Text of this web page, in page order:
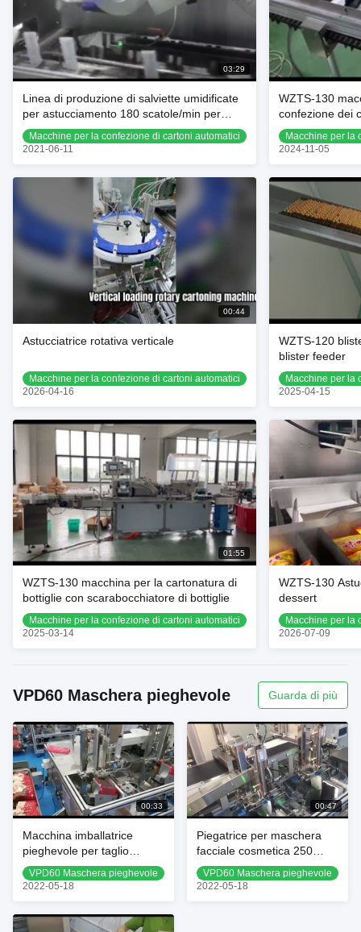
03:29
Linea di produzione di salviette umidificate
per astucciamento 180 scatole/min per
vassoio portapillole
Macchine per la confezione di cartoni automatici
2021-06-11
WZTS-130
confezione dei
Macchine per la
2024-11-05
00:44
Astucciatrice rotativa verticale
Macchine per la confezione di cartoni automatici
2026-04-16
WZTS-120
blister feeder
Macchine per la
2025-04-15
01:55
WZTS-130 macchina per la cartonatura di
bottiglie con scarabocchiatore di bottiglie
Macchine per la confezione di cartoni automatici
2025-03-14
WZTS-130
dessert
Macchine per la
2026-07-09
VPD60 Maschera pieghevole Guarda di più
00:33
Macchina imballatrice
pieghevole per taglio
maschera facciale da 1,2
kW 0,6 MPA
VPD60 Maschera pieghevole
2022-05-18
00:47
Piegatrice per maschera
facciale cosmetica 250
l/min non tessuto
VPD60 Maschera pieghevole
2022-05-18